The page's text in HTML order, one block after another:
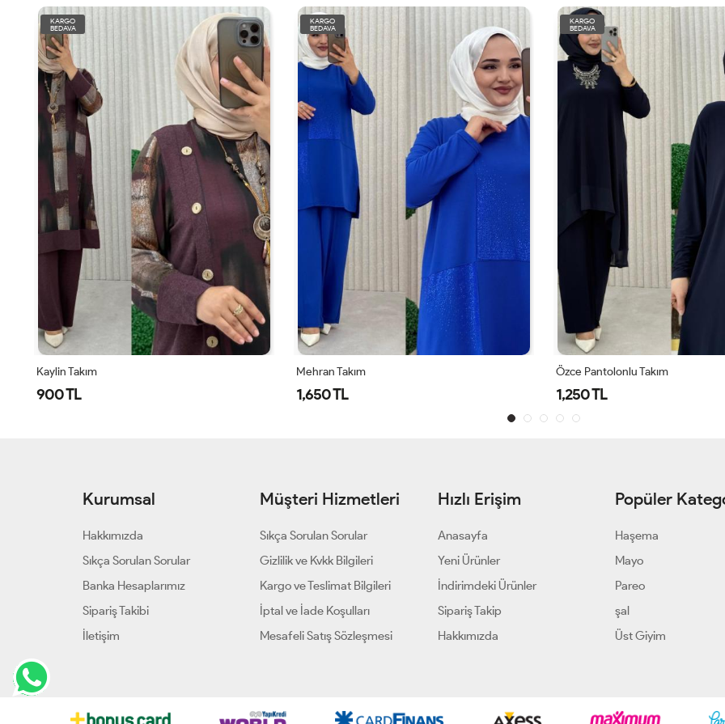
KARGO
BEDAVA
Kaylin Takım
900 TL
KARGO
BEDAVA
Mehran Takım
1,650 TL
KARGO
BEDAVA
Özce Pantolonlu Takım
1,250 TL
Kurumsal
Hakkımızda
Sıkça Sorulan Sorular
Banka Hesaplarımız
Sipariş Takibi
İletişim
Müşteri Hizmetleri
Sıkça Sorulan Sorular
Gizlilik ve Kvkk Bilgileri
Kargo ve Teslimat Bilgileri
İptal ve İade Koşulları
Mesafeli Satış Sözleşmesi
Hızlı Erişim
Anasayfa
Yeni Ürünler
İndirimdeki Ürünler
Sipariş Takip
Hakkımızda
Popüler
Haşema
Mayo
Pareo
şal
Üst Giyim